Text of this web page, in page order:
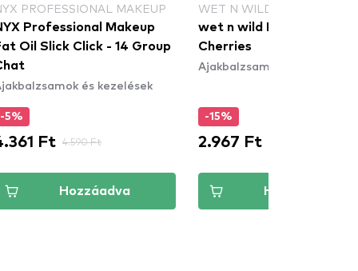
PROFESSIONAL MAKEUP
Professional Makeup
Oil Slick Click - 14 Group
és kezelések
-5%
Ft 4.590 Ft
Hozzáadva
WET N WILD
wet n wild Lip Oil -
Cherries
Ajakbalzsamok és kezelések
-15%
2.967 Ft
Hozzáadva